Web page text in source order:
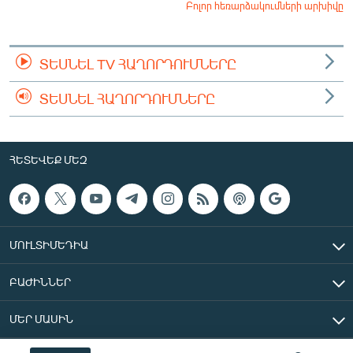
Բոլոր հեռարձակումների արխիվը
ՏԵՍՆԵԼ TV ՀԱՂՈՐԴՈՒՄՆԵՐԸ
ՏԵՍՆԵԼ ՀԱՂՈՐԴՈՒՄՆԵՐԸ
ՀԵՏԵՎԵՔ ՄԵԶ
ՄՈՒԼՏԻՄԵԴԻԱ
ԲԱԺԻՆՆԵՐ
ՄԵՐ ՄԱՍԻՆ